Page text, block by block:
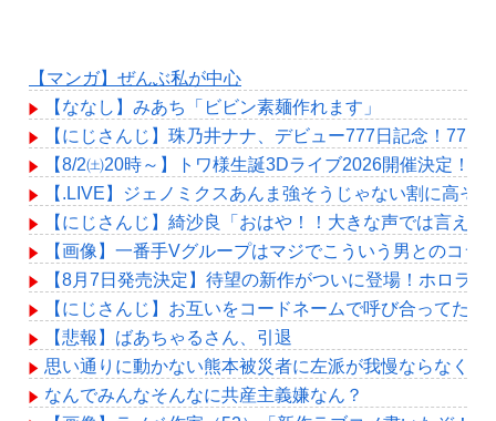
【マンガ】ぜんぶ私が中心
【ななし】みあち「ビビン素麺作れます」
【にじさんじ】珠乃井ナナ、デビュー777日記念！77
【8/2㈯20時～】トワ様生誕3Dライブ2026開催決定！
【.LIVE】ジェノミクスあんま強そうじゃない割に高そ
【にじさんじ】綺沙良「おはや！！大きな声では言え
【画像】一番手Vグループはマジでこういう男とのコラ
【8月7日発売決定】待望の新作がついに登場！ホロラ
【にじさんじ】お互いをコードネームで呼び合ってたよ
【悲報】ばあちゃるさん、引退
思い通りに動かない熊本被災者に左派が我慢ならなく
なんでみんなそんなに共産主義嫌なん？